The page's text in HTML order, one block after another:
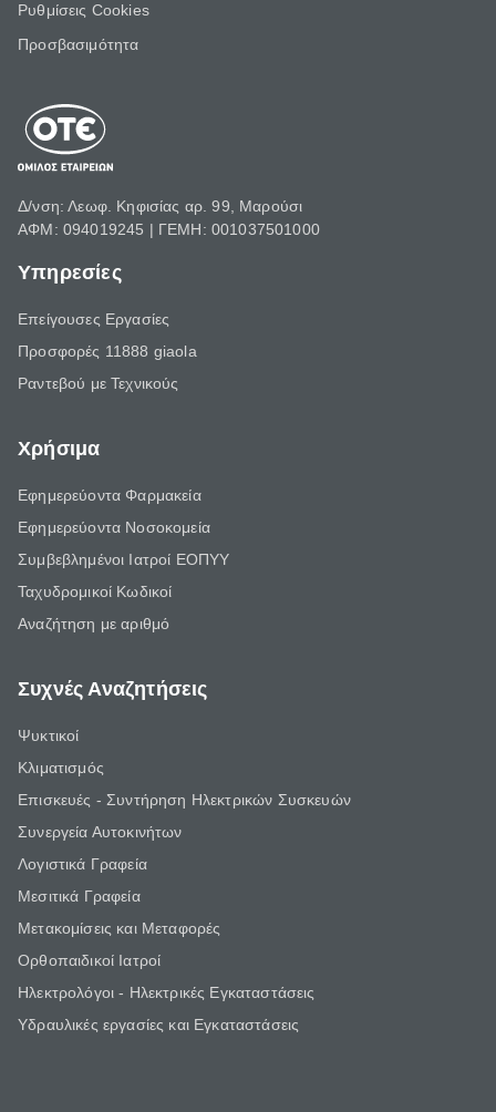
Ρυθμίσεις Cookies
Προσβασιμότητα
Δ/νση: Λεωφ. Κηφισίας αρ. 99, Μαρούσι
ΑΦΜ: 094019245 | ΓΕΜΗ: 001037501000
Υπηρεσίες
Επείγουσες Εργασίες
Προσφορές 11888 giaola
Ραντεβού με Τεχνικούς
Χρήσιμα
Εφημερεύοντα Φαρμακεία
Εφημερεύοντα Νοσοκομεία
Συμβεβλημένοι Ιατροί ΕΟΠΥΥ
Ταχυδρομικοί Κωδικοί
Αναζήτηση με αριθμό
Συχνές Αναζητήσεις
Ψυκτικοί
Κλιματισμός
Επισκευές - Συντήρηση Ηλεκτρικών Συσκευών
Συνεργεία Αυτοκινήτων
Λογιστικά Γραφεία
Μεσιτικά Γραφεία
Μετακομίσεις και Μεταφορές
Ορθοπαιδικοί Ιατροί
Ηλεκτρολόγοι - Ηλεκτρικές Εγκαταστάσεις
Υδραυλικές εργασίες και Εγκαταστάσεις